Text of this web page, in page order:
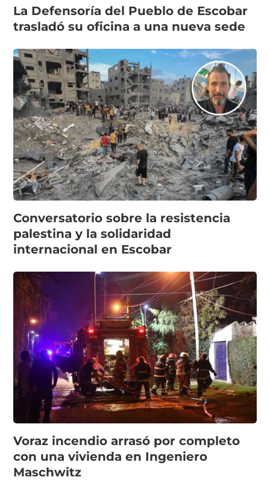
La Defensoría del Pueblo de Escobar
trasladó su oficina a una nueva sede
Conversatorio sobre la resistencia
palestina y la solidaridad
internacional en Escobar
Voraz incendio arrasó por completo
con una vivienda en Ingeniero
Maschwitz